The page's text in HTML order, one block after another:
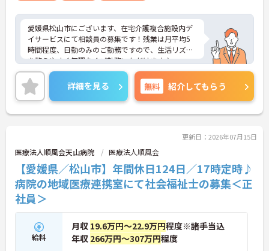
愛媛県松山市にございます、在宅介護複合施設内デ
イサービスにて相談員の募集です！残業は月平均5
時間程度、日勤のみのご勤務ですので、生活リズム
を整えやすく無理なくご勤務いただけます♪
ご興味のある方は、マイナビ介護職までお問い合わ
せください。詳細を見る 無料 紹介してもらう
更新日：2026年07月15日
医療法人順風会天山病院 医療法人順風会
【愛媛県／松山市】年間休日124日／17時定時♪
病院の地域医療連携室にて社会福祉士の募集＜正
社員＞
給料
月収 19.6万円～22.9万円程度※諸手当込
年収 266万円～307万円程度